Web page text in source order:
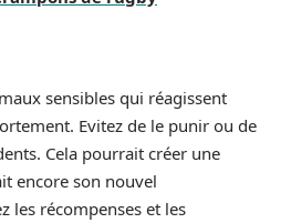
sensibles qui réagissent
Evitez de le punir ou de
Cela pourrait créer une
encore son nouvel
les récompenses et les